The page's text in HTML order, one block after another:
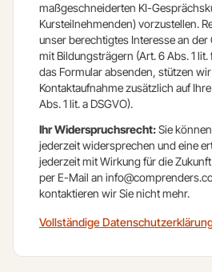
maßgeschneiderten KI-
Kursteilnehmenden) vorzustellen.
unser berechtigtes Interesse an
mit Bildungsträgern (Art. 6 Abs. 1 lit.
das Formular absenden, stützen
Kontaktaufnahme zusätzlich auf
Abs. 1 lit. a DSGVO).
Ihr Widerspruchsrecht:Sie
jederzeit widersprechen und eine
jederzeit mit Wirkung für die
per E-Mail an
kontaktieren wir Sie nicht mehr.
Vollständige